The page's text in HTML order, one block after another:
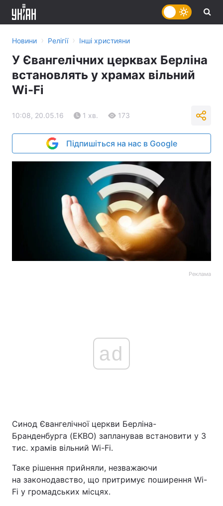
Головна
Новини › Релігії › Інші християни
У Євангелічних церквах Берліна
встановлять у храмах вільний
Wi-Fi
10:08, 20.05.16 1 хв. 173
Підпишіться на нас в Google
Реклама
ad
Синод Євангелічної церкви Берліна-
Бранденбурга (EKBO) запланував встановити у 3
тис. храмів вільний Wi-Fi.
Таке рішення прийняли, незважаючи
на законодавство, що притримує поширення Wi-
Fi у громадських місцях.